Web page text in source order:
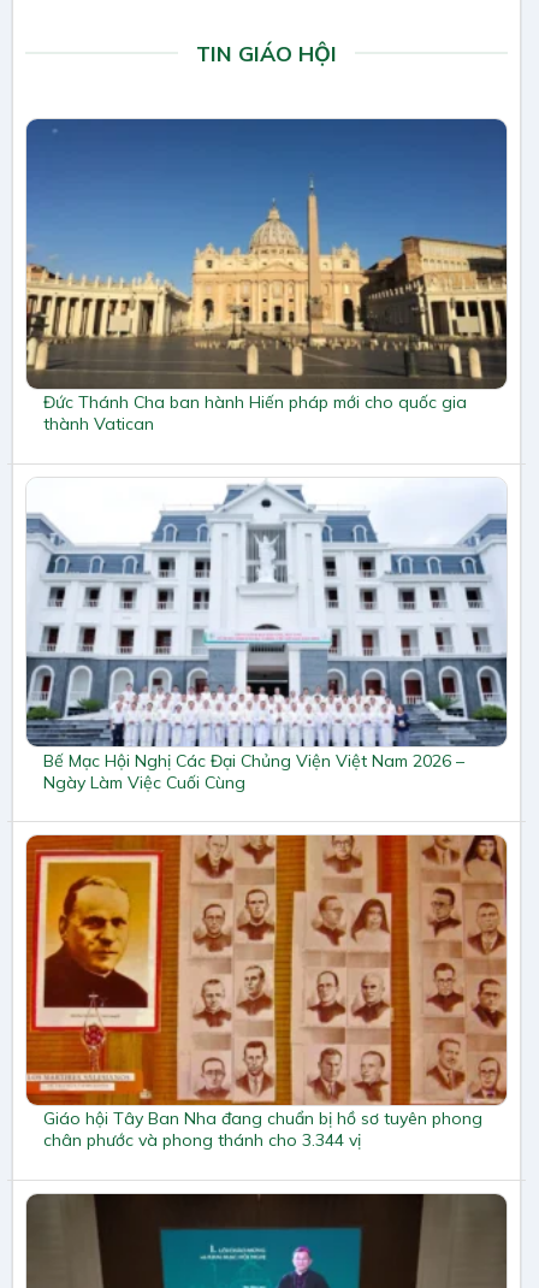
TIN GIÁO HỘI
Đức Thánh Cha ban hành Hiến pháp mới cho quốc gia
thành Vatican
Bế Mạc Hội Nghị Các Đại Chủng Viện Việt Nam 2026 –
Ngày Làm Việc Cuối Cùng
Giáo hội Tây Ban Nha đang chuẩn bị hồ sơ tuyên phong
chân phước và phong thánh cho 3.344 vị